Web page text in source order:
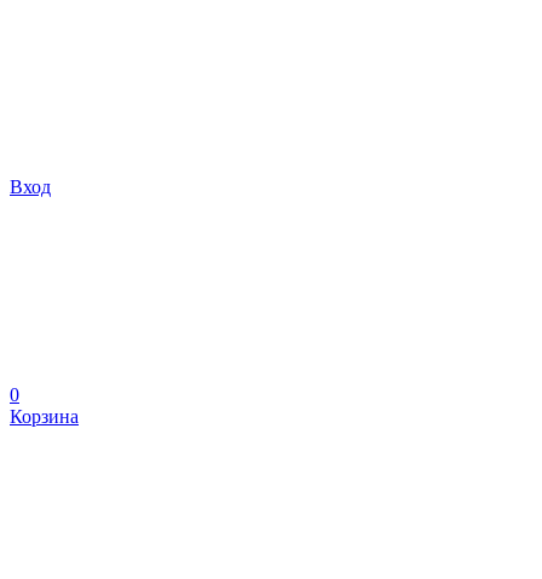
Вход
0
Корзина